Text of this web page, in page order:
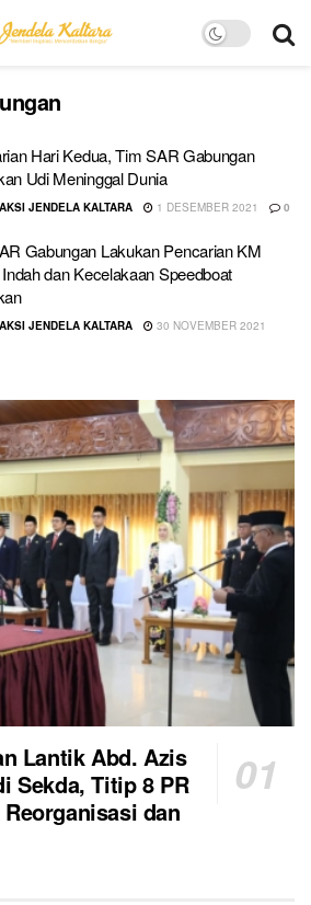
Hari Kedua, Tim SAR Gabungan
Udi Meninggal Dunia
JENDELA KALTARA 1 DESEMBER 2021 0
Gabungan Lakukan Pencarian KM
dan Kecelakaan Speedboat
JENDELA KALTARA
30 NOVEMBER 2021
Lantik Abd. Azis
Sekda, Titip 8 PR
dan